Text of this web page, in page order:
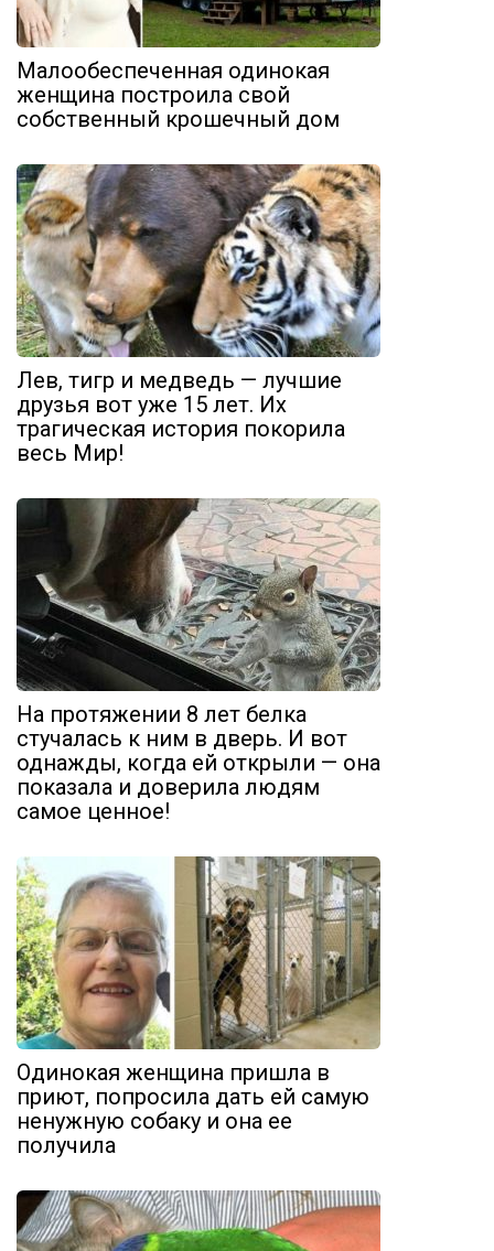
Малообеспеченная одинокая
женщина построила свой
собственный крошечный дом
Лев, тигр и медведь — лучшие
друзья вот уже 15 лет. Их
трагическая история покорила
весь Мир!
На протяжении 8 лет белка
стучалась к ним в дверь. И вот
однажды, когда ей открыли — она
показала и доверила людям
самое ценное!
Одинокая женщина пришла в
приют, попросила дать ей самую
ненужную собаку и она ее
получила